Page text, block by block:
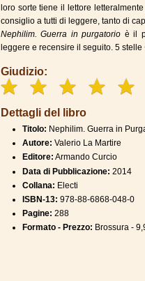
loro sorte tiene il lettore
consiglio a tutti di leggere, tanto di
Nephilim. Guerra in purgatorio è il
leggere e recensire il seguito. 5
Giudizio:
Dettagli del libro
Titolo: Nephilim. Guerra in
Autore: Valerio La Martire
Editore: Armando Curcio
Data di Pubblicazione: 2014
Collana: Electi
ISBN-13: 978-88-6868-048-0
Pagine: 288
Formato - Prezzo: Brossura -